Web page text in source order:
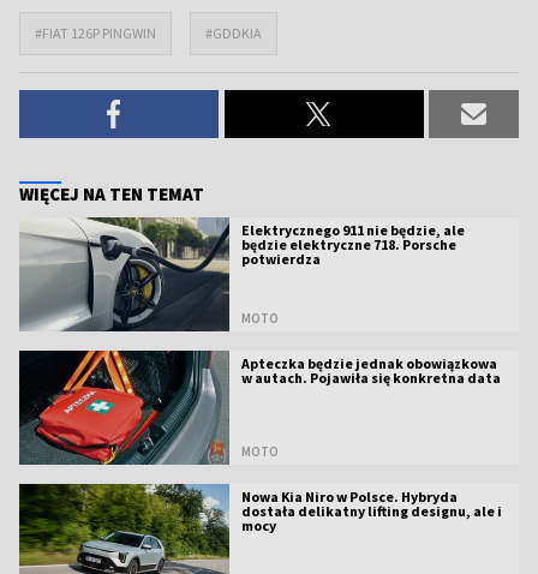
#FIAT 126P PINGWIN #GDDKIA
WIĘCEJ NA TEN TEMAT
Elektrycznego 911 nie będzie, ale
będzie elektryczne 718. Porsche
potwierdza
MOTO
Apteczka będzie jednak obowiązkowa
w autach. Pojawiła się konkretna data
MOTO
Nowa Kia Niro w Polsce. Hybryda
dostała delikatny lifting designu, ale i
mocy